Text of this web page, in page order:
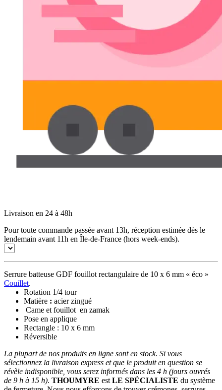
Livraison en 24 à 48h
Pour toute commande passée avant 13h, réception estimée dès le
lendemain avant 11h en Île-de-France (hors week-ends).
Serrure batteuse GDF fouillot rectangulaire de 10 x 6 mm « éco »
Couillet.
Rotation 1/4 tour
Matière : acier zingué
Came et fouillot en zamak
Pose en applique
Rectangle : 10 x 6 mm
Réversible
La plupart de nos produits en ligne sont en stock. Si vous
sélectionnez la livraison express et que le produit en question se
révèle indisponible, vous serez informés dans les 4 h (jours ouvrés
de 9 h à 15 h). THOUMYRE est LE SPÉCIALISTE du système